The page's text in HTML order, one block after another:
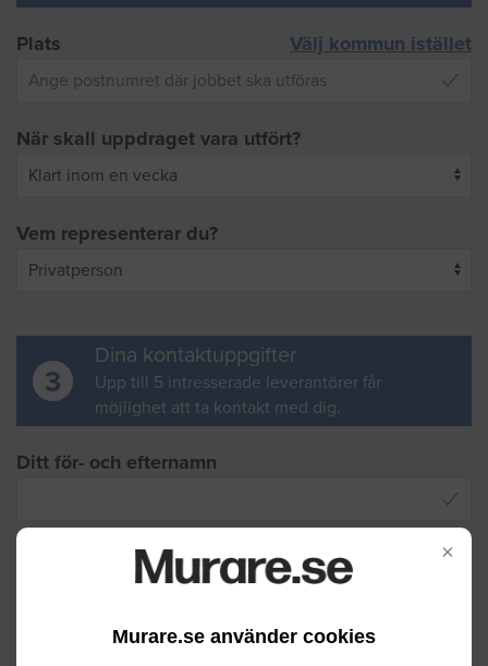
×
Murare.se använder cookies
Plats Välj kommun istället
När skall uppdraget vara utfört?
Vem representerar du?
3
Dina kontaktuppgifter
Upp till 5 intresserade leverantörer får
möjlighet att ta kontakt med dig.
Ditt för- och efternamn
Din e-postadress